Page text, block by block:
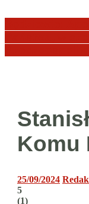
Komu
25/09/2024
5
(1)